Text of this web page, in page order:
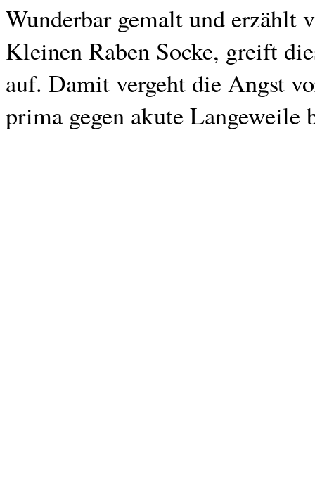
Wunderbar gemalt und erzählt
Kleinen Raben Socke, greift
auf. Damit vergeht die Angst
prima gegen akute Langeweile